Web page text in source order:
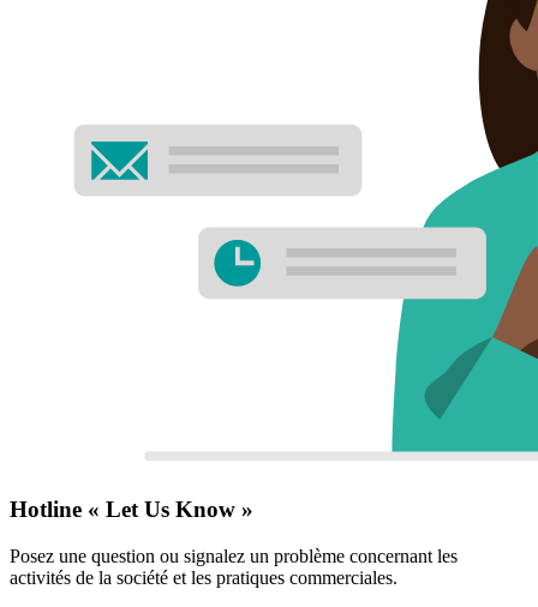
Hotline « Let Us Know »
Posez une question ou signalez un problème concernant les
activités de la société et les pratiques commerciales.